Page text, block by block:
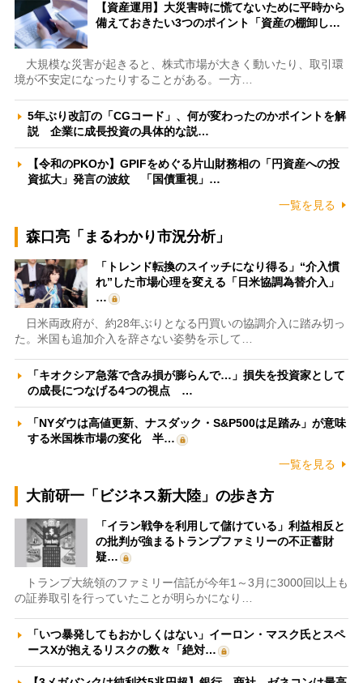
【資産運用】大災害時に慌てないために平時から
備えておきたい3つのポイント「資産の棚卸し…
大規模な災害が起きると、株式市場が大きく動いたり、取引環
境が不安定になったりすることがある。一方…
5年ぶり改訂の「CGコード」、何が変わったのかポイントを解
説 企業に成長投資の具体的な説…
【令和のPKOか】GPIFをめぐる片山財務相の「円資産への投
資拡大」発言の波紋 「国債重視」…
一覧を見る
森口亮「まるわかり市況分析」
「トレンド転換のスイッチになり得る」“介入慣
れ”した市場心理を変える「日米協調為替介入」
…
日米両政府が、約28年ぶりとなる円買いの協調介入に踏み切っ
た。米国も追加介入を辞さない姿勢を示して…
「キオクシア急落で含み損が膨らんで…」損失を投資家として
の成長につなげる4つの視点 …
「NYダウは高値更新、ナスダック・S&P500は足踏み」が意味
する米国株市場の変化 半…
一覧を見る
大前研一「ビジネス新大陸」の歩き方
「イラン戦争を利用して儲けている」利益相反と
の批判が強まるトランプファミリーの不正蓄財
疑…
トランプ大統領のファミリー信託が今年1～3月に3000回以上も
の証券取引を行っていたことが明らかになり…
「いつ暴発してもおかしくはない」イーロン・マスク氏とスペ
ースXが抱えるリスクの数々「絶対…